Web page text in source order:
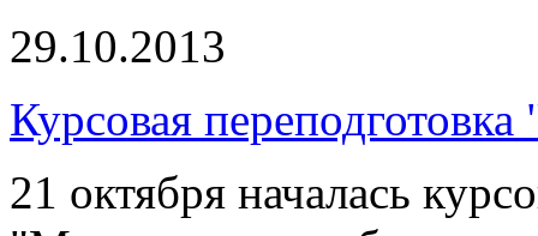
29.10.2013
Курсовая
21 октября началась